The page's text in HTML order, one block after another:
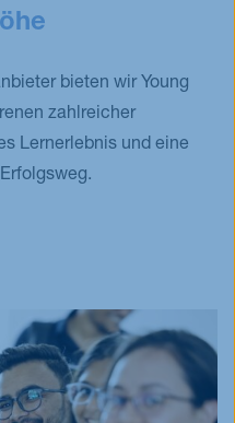
bieten wir Young
zahlreicher
Lernerlebnis und eine